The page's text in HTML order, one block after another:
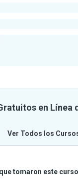
en Línea
Ver Todos los
tomaron este